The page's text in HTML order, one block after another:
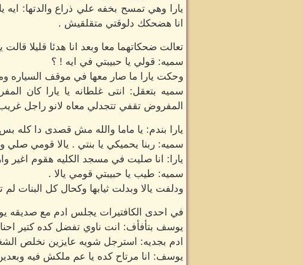
يارا وهي تمسح بخفه علي ذراع والدتها:
انا هضحكك دلوقتي متقلقيش .
تعالت ضحكاتهما معا وبعد انا هدئا قليلا
سميه: قولي يا حبيبتي في ايه ! ؟
وحكت يارا ما صار معها في موقف السياره
سميه بتعقل: انتى غلطانه يا يارا كان
المفروض تقفي تتجدلي معاه لانو راجل
يارا بندم: يا ماما والله مش قصدى دا
سميه: ربنا يحميكي يا بنتي . يالا قومي صلي
يارا: انا صليت في مسجد الكليه هقوم اغير
سميه: طيب يا حبيبتي قومي يالا .
ودلفت يالا وبدلت ثيابها وكحال كل البنات
في احدى الكافتيرات يجلس ادم مع صديقه
يوسف بتأفأف: انت ناوي تفضل كده كتير
ادم بجديه: استرجل شويه عايزين نخلص
يوسف: انا مرتاح كده يا عم ملكش فيه